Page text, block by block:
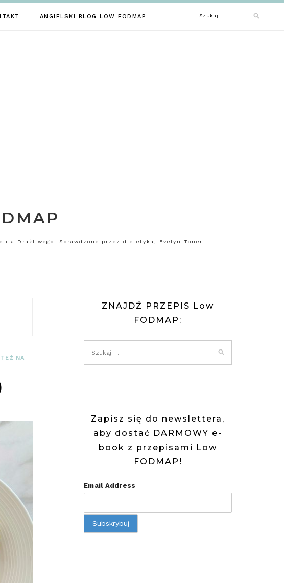
ANGIELSKI BLOG LOW FODMAP Szukaj:
Drażliwego. Sprawdzone przez dietetyka, Evelyn Toner.
NA
ZNAJDŹ PRZEPIS Low
FODMAP:
Zapisz się do newslettera,
aby dostać DARMOWY e-
book z przepisami Low
FODMAP!
Email Address